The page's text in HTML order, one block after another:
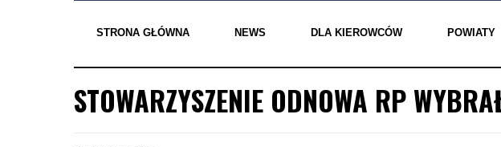
STRONA GŁÓWNA NEWS DLA KIEROWCÓW POWIATY
STOWARZYSZENIE ODNOWA RP